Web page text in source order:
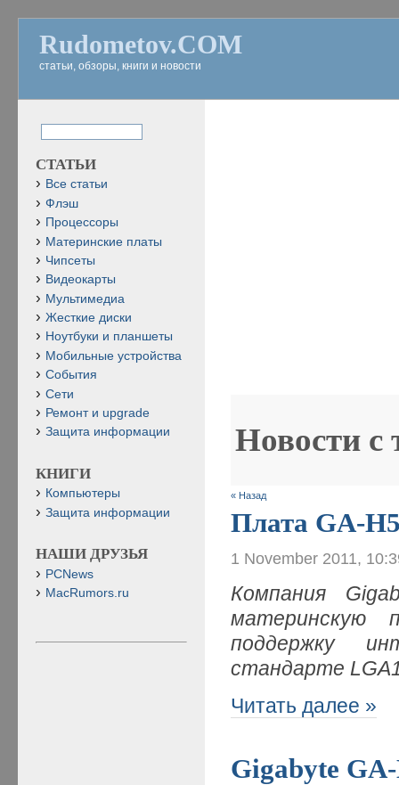
Rudometov.COM
статьи, обзоры, книги и новости
Новости с
« Назад
Плата GA-
1 November 2011,
Компания
материнскую
поддержку
стандарте
Читать далее »
Gigabyte
СТАТЬИ
Все статьи
Флэш
Процессоры
Материнские платы
Чипсеты
Видеокарты
Мультимедиа
Жесткие диски
Ноутбуки и планшеты
Мобильные устройства
События
Сети
Ремонт и upgrade
Защита информации
КНИГИ
Компьютеры
Защита информации
НАШИ ДРУЗЬЯ
PCNews
MacRumors.ru